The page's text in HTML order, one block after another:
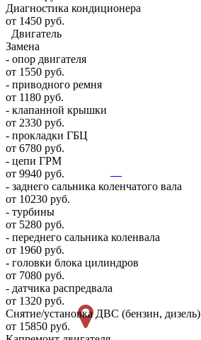
Диагностика кондиционера
от 1450 руб.
Двигатель
Замена
- опор двигателя
от 1550 руб.
- приводного ремня
от 1180 руб.
- клапанной крышки
от 2330 руб.
- прокладки ГБЦ
от 6780 руб.
- цепи ГРМ
от 9940 руб.
- заднего сальника коленчатого вала
от 10230 руб.
- турбины
от 5280 руб.
- переднего сальника коленвала
от 1960 руб.
- головки блока цилиндров
от 7080 руб.
- датчика распредвала
от 1320 руб.
Снятие/установка ДВС (бензин, дизель)
от 15850 руб.